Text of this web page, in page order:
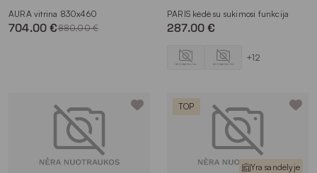
AURA vitrina 830x460
704.00 €880.00 €
PARIS kėdė su sukimosi funkcija
287.00 €
+12
TOP
Yra sandėlyje